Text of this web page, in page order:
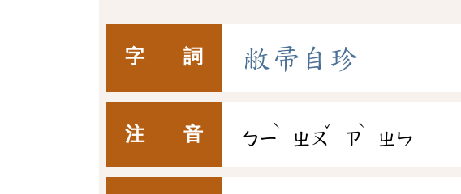
字 詞 敝 帚 自 珍
注 音 ㄅㄧ
ˋ
ㄓㄡ
ˇ
ㄗ
ˋ
ㄓㄣ